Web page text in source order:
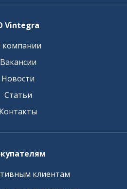
Vintegra
компании
Вакансии
Новости
Статьи
Контакты
клиентам